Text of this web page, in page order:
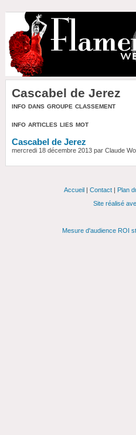
Cascabel de Jerez
info dans groupe classement
info articles lies mot
Cascabel de Jerez
mercredi 18 décembre 2013 par Claude
Accueil| Contact| Plan
Site réalisé
Mesure d'audience ROI